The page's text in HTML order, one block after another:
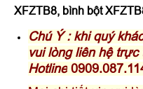
XFZTB8, bình bột
Chú Ý : khi quý
vui lòng liên hệ trực
Hotline